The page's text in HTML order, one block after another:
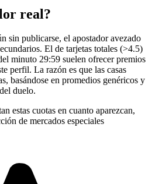
real?
sin publicarse, el apostador avezado
El de tarjetas totales (>4.5)
minuto 29:59 suelen ofrecer premios
perfil. La razón es que las casas
basándose en promedios genéricos y
duelo.
estas cuotas en cuanto aparezcan,
de mercados especiales